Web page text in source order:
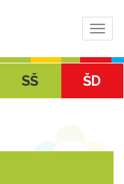
SŠ ŠD